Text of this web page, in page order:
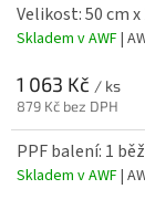
Velikost: 50 cm x
Skladem v AWF|
1 063 Kč / ks
879 Kč bez DPH
PPF balení: 1
Skladem v AWF|